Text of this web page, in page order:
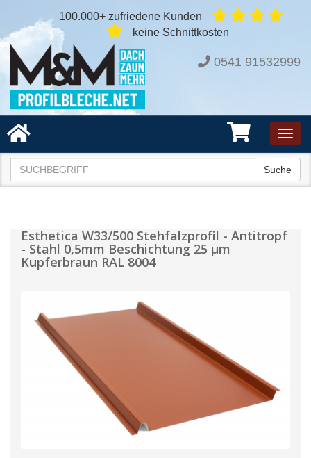
100.000+ zufriedene Kunden
keine Schnittkosten
0541 91532999
Suche
Esthetica W33/500 Stehfalzprofil - Antitropf
- Stahl 0,5mm Beschichtung 25 µm
Kupferbraun RAL 8004